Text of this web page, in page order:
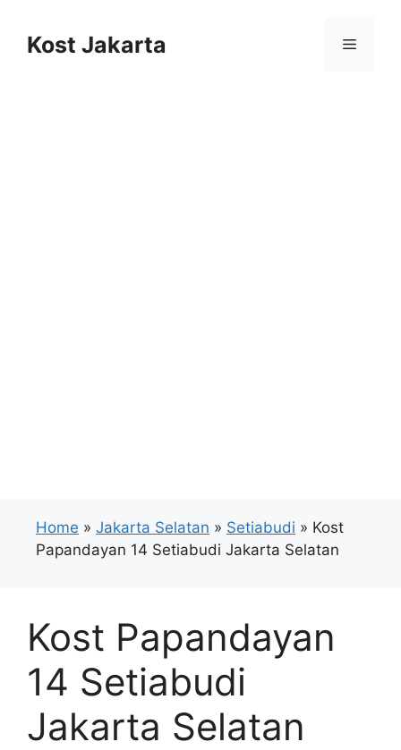
Kost Jakarta Menu
Home » Jakarta Selatan » Setiabudi » Kost
Papandayan 14 Setiabudi Jakarta Selatan
Kost Papandayan
14 Setiabudi
Jakarta Selatan